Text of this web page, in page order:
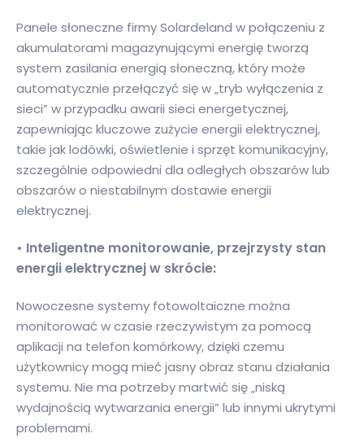
Panele słoneczne firmy Solardeland w połączeniu z
akumulatorami magazynującymi energię tworzą
system zasilania energią słoneczną, który może
automatycznie przełączyć się w „tryb wyłączenia z
sieci” w przypadku awarii sieci energetycznej,
zapewniając kluczowe zużycie energii elektrycznej,
takie jak lodówki, oświetlenie i sprzęt komunikacyjny,
szczególnie odpowiedni dla odległych obszarów lub
obszarów o niestabilnym dostawie energii
elektrycznej.
• Inteligentne monitorowanie, przejrzysty stan
energii elektrycznej w skrócie:
Nowoczesne systemy fotowoltaiczne można
monitorować w czasie rzeczywistym za pomocą
aplikacji na telefon komórkowy, dzięki czemu
użytkownicy mogą mieć jasny obraz stanu działania
systemu. Nie ma potrzeby martwić się „niską
wydajnością wytwarzania energii” lub innymi ukrytymi
problemami.